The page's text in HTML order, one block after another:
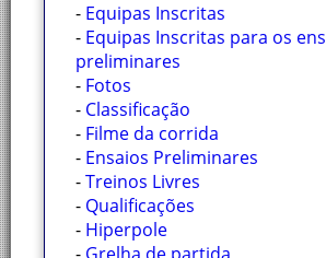
- Equipas Inscritas
- Equipas Inscritas para os
preliminares
- Fotos
- Classificação
- Filme da corrida
- Ensaios Preliminares
-Treinos Livres
- Qualificações
- Hiperpole